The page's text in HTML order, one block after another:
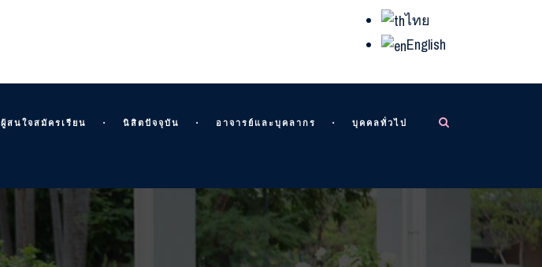
ไทย
English
ผู้สนใจสมัครเรียน นิสิตปัจจุบัน อาจารย์และบุคลากร บุคคลทั่วไป